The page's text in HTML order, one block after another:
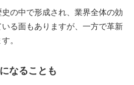
の中で形成され、業界全体の効
る面もありますが、一方で革新
。
なることも